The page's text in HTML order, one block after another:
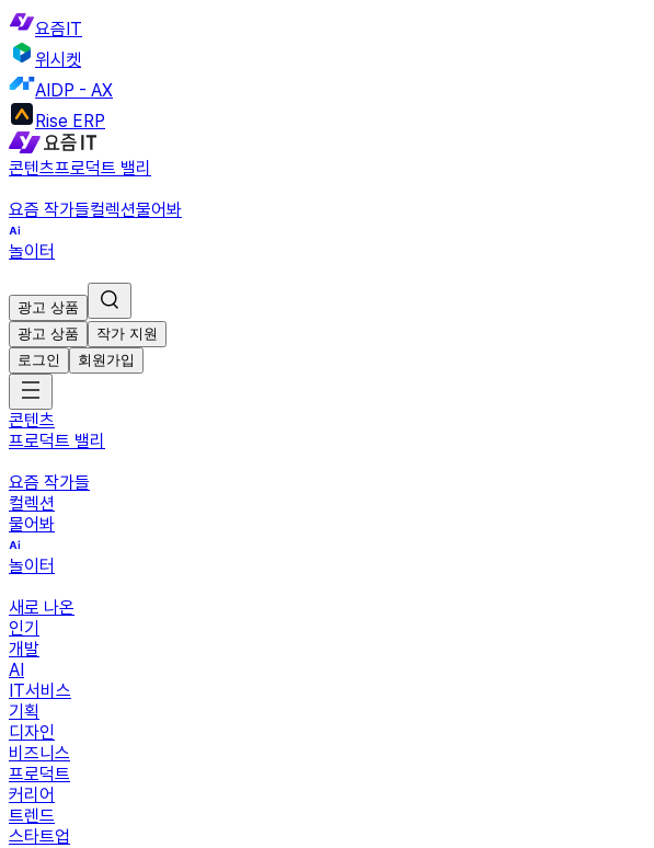
요즘IT
위시켓
AIDP - AX
Rise ERP
콘텐츠프로덕트 밸리
요즘 작가들컬렉션물어봐
놀이터
광고 상품
광고 상품
작가 지원
로그인
회원가입
콘텐츠
프로덕트 밸리
요즘 작가들
컬렉션
물어봐
놀이터
새로 나온
인기
개발
AI
IT서비스
기획
디자인
비즈니스
프로덕트
커리어
트렌드
스타트업